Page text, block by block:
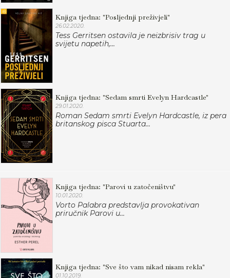
Knjiga tjedna: "Posljednji preživjeli"
26.02.2020.
Tess Gerritsen ostavila je neizbrisiv trag u
svijetu napetih,...
Knjiga tjedna: "Sedam smrti Evelyn Hardcastle"
29.01.2020.
Roman Sedam smrti Evelyn Hardcastle, iz pera
britanskog pisca Stuarta...
Knjiga tjedna: "Parovi u zatočeništvu"
10.01.2020.
Vorto Palabra predstavlja provokativan
priručnik Parovi u...
Knjiga tjedna: "Sve što vam nikad nisam rekla"
01.10.2019.